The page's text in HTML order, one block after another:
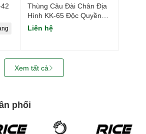
Thùng Câu Đài Chân Địa
Hình KK-65 Độc Quyền
Dành Riêng Cho Đại Lý
Liên hệ
Xem tất cả
phối